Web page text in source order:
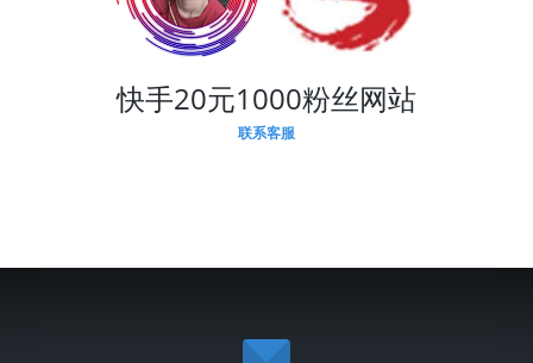
快手20元1000粉丝网站
联系客服